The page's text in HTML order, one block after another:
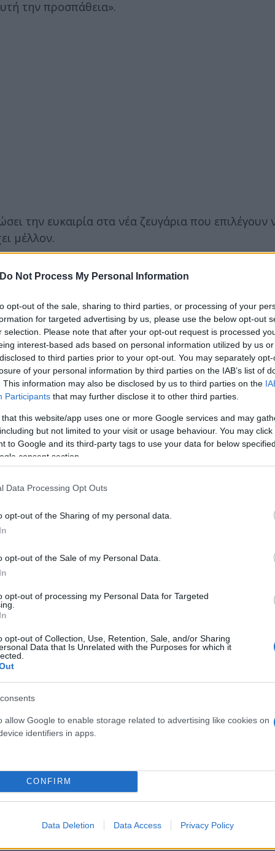
Do Not Process My Personal Information
opt-out of the sale, sharing to third parties, or processing of your
for targeted advertising by us, please use the below opt-out
selection. Please note that after your opt-out request is processed
interest-based ads based on personal information utilized by us
to third parties prior to your opt-out. You may separately
of your personal information by third parties on the IAB’s list of
This information may also be disclosed by us to third parties on the
Participants that may further disclose it to other third parties.
that this website/app uses one or more Google services and may
but not limited to your visit or usage behaviour. You may
to Google and its third-party tags to use your data for below
consent section.
Data Processing Opt Outs
opt-out of the Sharing of my personal data.
opt-out of the Sale of my Personal Data.
opt-out of processing my Personal Data for Targeted
opt-out of Collection, Use, Retention, Sale, and/or Sharing
Data that Is Unrelated with the Purposes for which it
allow Google to enable storage related to advertising like cookies on
identifiers in apps.
CONFIRM
Data Deletion Data Access Privacy Policy
την προσπάθεια».
την ευκαιρία στα νέα ζευγάρια που επιλέγουν
μέλλον.
καθώς και το να είναι οι γονείς μόνιμοι
των παιδιών. Με κάθε νέο παιδί που αποκτά μια
επίδομα έλαβαν 58 οικογένειες. Επιπλέον,
τις οικογένειες, π.χ. όλα τα νέα ζευγάρια
προανήγγειλε την αξιοποίηση κτιρίων από
Flash.grστην αναζήτηση τηςGoogle